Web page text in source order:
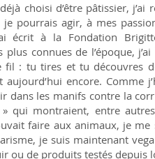
choisi d’être pâtissier,
je pourrais agir, à mes
écrit à la Fondation
connues de l’époque,
fil : tu tires et tu découvres
aujourd’hui encore. Comme
dans les manifs contre la
» qui montraient, entre
faire aux animaux, je
je suis maintenant
ou de produits testés depuis